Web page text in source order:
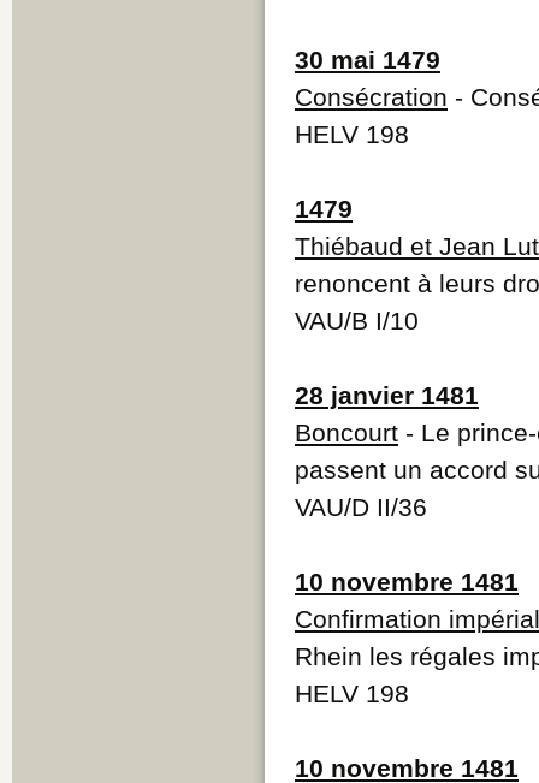
30 mai 1479
Consécration -
HELV 198
1479
Thiébaud et Jean
renoncent à leurs
VAU/B I/10
28 janvier 1481
Boncourt - Le
passent un accord
VAU/D II/36
10 novembre 1481
Confirmation
Rhein les régales
HELV 198
10 novembre 1481